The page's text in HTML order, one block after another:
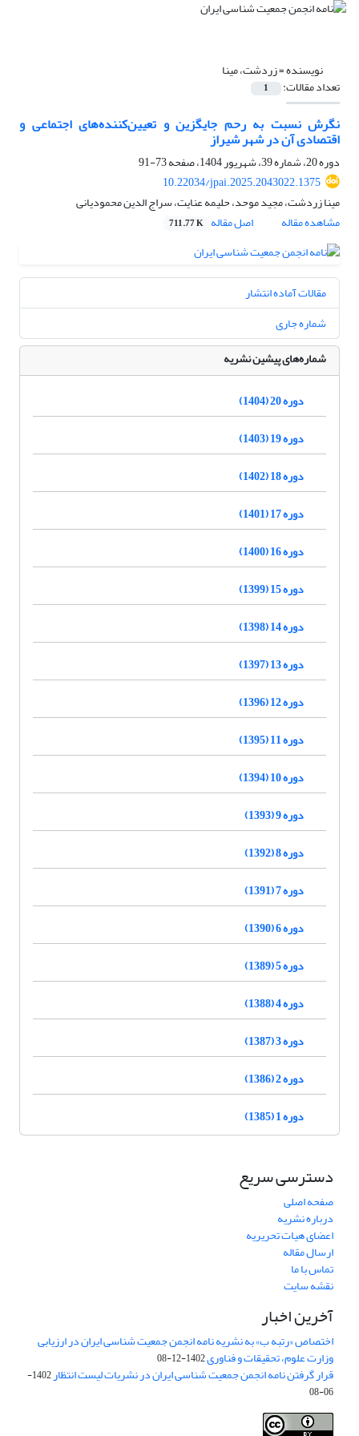
نویسنده =زردشت، مینا
تعداد مقالات: 1
نگرش نسبت به رحم جایگزین و تعیین‌کننده‌های اجتماعی و
اقتصادی آن در شهر شیراز
دوره 20، شماره 39، شهریور 1404، صفحه
73-91
10.22034/jpai.2025.2043022.1375
مینا زردشت، مجید موحد، حلیمه عنایت، سراج الدین محمودیانی
مشاهده مقاله
اصل مقاله 711.77 K
مقالات آماده انتشار
شماره جاری
شماره‌های پیشین نشریه
دوره 20 (1404)
دوره 19 (1403)
دوره 18 (1402)
دوره 17 (1401)
دوره 16 (1400)
دوره 15 (1399)
دوره 14 (1398)
دوره 13 (1397)
دوره 12 (1396)
دوره 11 (1395)
دوره 10 (1394)
دوره 9 (1393)
دوره 8 (1392)
دوره 7 (1391)
دوره 6 (1390)
دوره 5 (1389)
دوره 4 (1388)
دوره 3 (1387)
دوره 2 (1386)
دوره 1 (1385)
دسترسی سریع
صفحه اصلی
درباره نشریه
اعضای هیات تحریریه
ارسال مقاله
تماس با ما
نقشه سایت
آخرین اخبار
اختصاص «رتبه ب» به نشریه نامه انجمن جمعیت شناسی ایران در ارزیابی
وزارت علوم، تحقیقات و فناوری1402-12-08
قرار گرفتن نامه انجمن جمعیت شناسی ایران در نشریات لیست انتظار
1402-
06-08